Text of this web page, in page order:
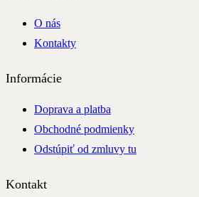
O nás
Kontakty
Informácie
Doprava a platba
Obchodné podmienky
Odstúpiť od zmluvy tu
Kontakt